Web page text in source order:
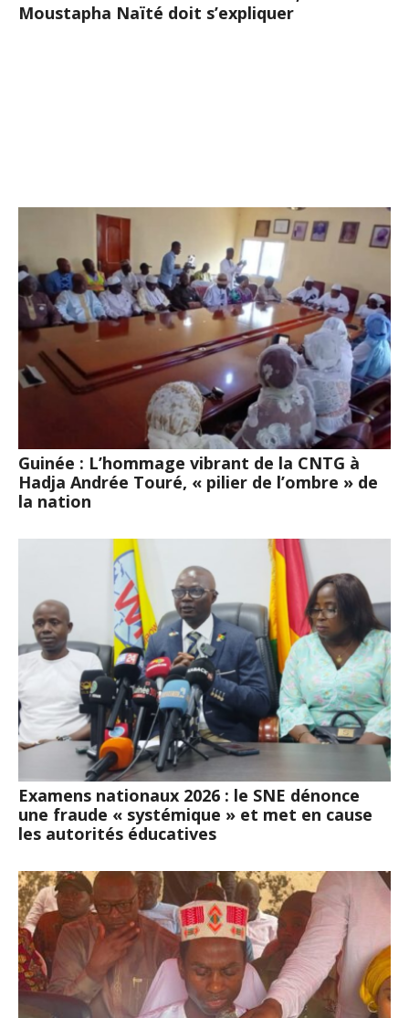
Moustapha Naïté doit s’expliquer
Guinée : L’hommage vibrant de la CNTG à
Hadja Andrée Touré, « pilier de l’ombre » de
la nation
Examens nationaux 2026 : le SNE dénonce
une fraude « systémique » et met en cause
les autorités éducatives